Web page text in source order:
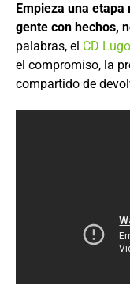
Empieza una
gente con hechos,
palabras, el CD Lugo
el compromiso, la
compartido de